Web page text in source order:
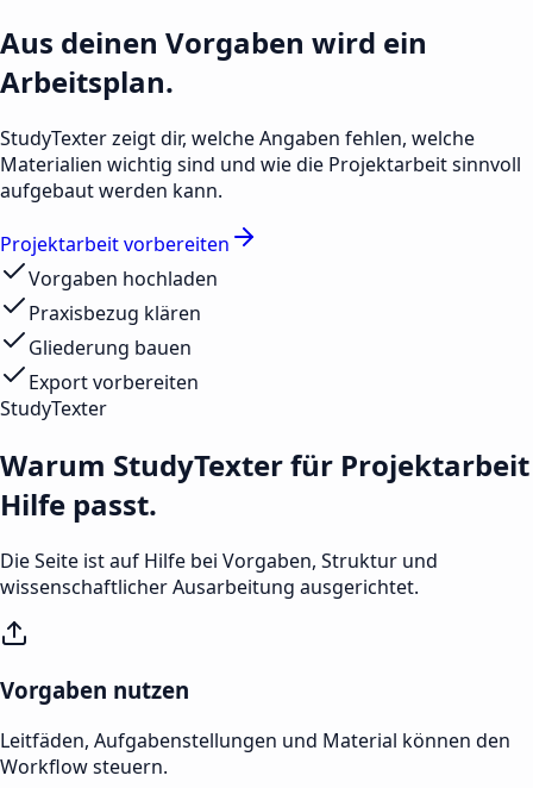
Aus deinen Vorgaben wird ein
Arbeitsplan.
StudyTexter zeigt dir, welche Angaben fehlen, welche
Materialien wichtig sind und wie die Projektarbeit sinnvoll
aufgebaut werden kann.
Projektarbeit vorbereiten
Vorgaben hochladen
Praxisbezug klären
Gliederung bauen
Export vorbereiten
StudyTexter
Warum StudyTexter für Projektarbeit
Hilfe passt.
Die Seite ist auf Hilfe bei Vorgaben, Struktur und
wissenschaftlicher Ausarbeitung ausgerichtet.
Vorgaben nutzen
Leitfäden, Aufgabenstellungen und Material können den
Workflow steuern.